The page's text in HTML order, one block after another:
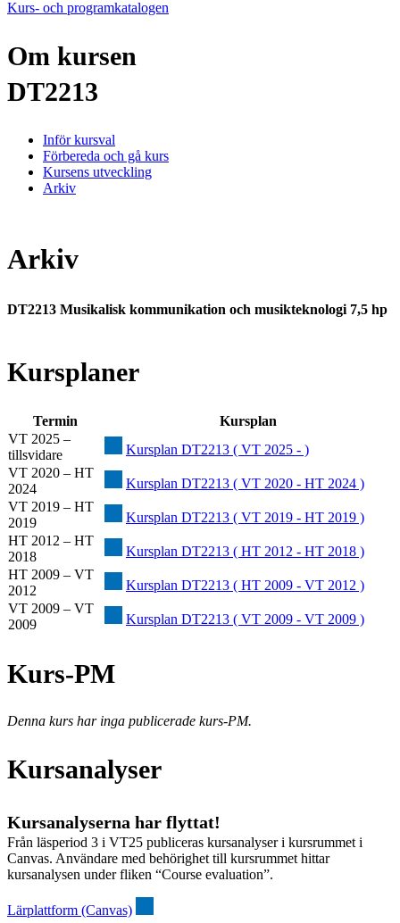
Kurs- och programkatalogen
Om kursen
DT2213
Inför kursval
Förbereda och gå kurs
Kursens utveckling
Arkiv
Arkiv
DT2213 Musikalisk kommunikation och musikteknologi 7,5 hp
Kursplaner
Termin
Kursplan
VT 2025 –
tillsvidare
Kursplan DT2213 ( VT 2025 - )
VT 2020 – HT
2024
Kursplan DT2213 ( VT 2020 - HT 2024 )
VT 2019 – HT
2019
Kursplan DT2213 ( VT 2019 - HT 2019 )
HT 2012 – HT
2018
Kursplan DT2213 ( HT 2012 - HT 2018 )
HT 2009 – VT
2012
Kursplan DT2213 ( HT 2009 - VT 2012 )
VT 2009 – VT
2009
Kursplan DT2213 ( VT 2009 - VT 2009 )
Kurs-PM
Denna kurs har inga publicerade kurs-PM.
Kursanalyser
Kursanalyserna har flyttat!
Från läsperiod 3 i VT25 publiceras kursanalyser i kursrummet i
Canvas. Användare med behörighet till kursrummet hittar
kursanalysen under fliken “Course evaluation”.
Lärplattform (Canvas)